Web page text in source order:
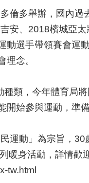
倫多舉辦，國內
安、2018檳城亞
選手帶領賽會運
念。
類，今年體育局
始參與運動，準
運動」為宗旨，
身活動，詳情歡
tw.html